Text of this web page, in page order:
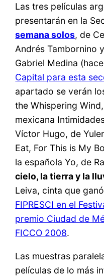
Las tres películas
presentarán en la
semana solos, de
Andrés Tambornino y
Gabriel Medina
Capital para esta
apartado se verán
the Whispering
mexicana
Víctor Hugo, de
Eat, For This is My
la española Yo, de
cielo, la tierra y la
Leiva, cinta que
FIPRESCI en el
premio Ciudad de
FICCO 2008.
Las muestras
películas de lo más